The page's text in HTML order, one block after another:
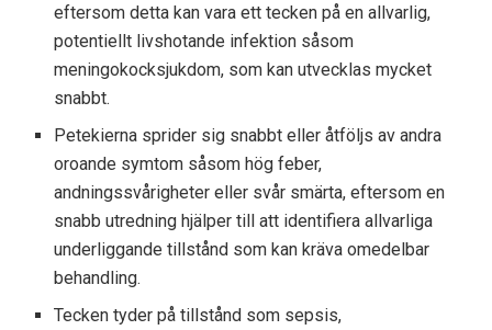
eftersom detta kan vara ett tecken på en allvarlig,
potentiellt livshotande infektion såsom
meningokocksjukdom, som kan utvecklas mycket
snabbt.
Petekierna sprider sig snabbt eller åtföljs av andra
oroande symtom såsom hög feber,
andningssvårigheter eller svår smärta, eftersom en
snabb utredning hjälper till att identifiera allvarliga
underliggande tillstånd som kan kräva omedelbar
behandling.
Tecken tyder på tillstånd som sepsis,